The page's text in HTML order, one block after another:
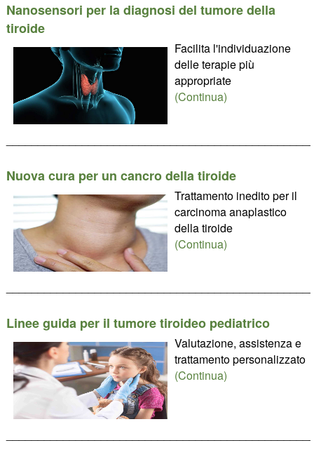
Nanosensori per la diagnosi del tumore della
tiroide
Facilita l'individuazione
delle terapie più
appropriate
(Continua)
Nuova cura per un cancro della tiroide
Trattamento inedito per il
carcinoma anaplastico
della tiroide
(Continua)
Linee guida per il tumore tiroideo pediatrico
Valutazione, assistenza e
trattamento personalizzato
(Continua)